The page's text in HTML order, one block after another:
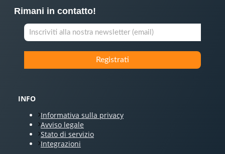
Rimani in contatto!
INFO
Informativa sulla privacy
Avviso legale
Stato di servizio
Integrazioni